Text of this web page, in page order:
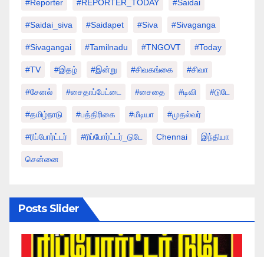
#Reporter #REPORTER_TODAY #saidai
#saidai_siva #saidapet #Siva #Sivaganga
#sivagangai #tamilnadu #TNGOVT #today
#TV #இதழ் #இன்று #சிவகங்கை #சிவா
#சேனல் #சைதாப்பேட்டை #சைதை #டிவி #டுடே
#தமிழ்நாடு #பத்திரிகை #மீடியா #முதல்வர்
#ரிப்போர்ட்டர் #ரிப்போர்ட்டர்_டுடே Chennai இந்தியா
சென்னை
Posts Slider